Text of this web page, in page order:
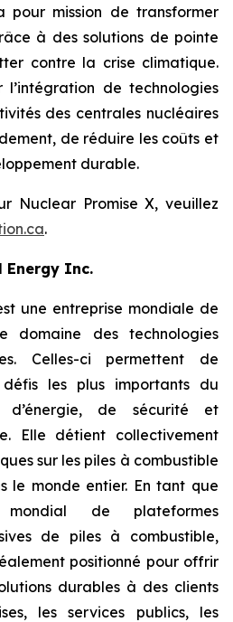
pour mission de transformer
à des solutions de pointe
contre la crise climatique.
l’intégration de technologies
des centrales nucléaires
de réduire les coûts et
durable.
Nuclear Promise X, veuillez
.
Energy Inc.
une entreprise mondiale de
domaine des technologies
Celles-ci permettent de
les plus importants du
de sécurité et
Elle détient collectivement
sur les piles à combustible
le monde entier. En tant que
de plateformes
de piles à combustible,
positionné pour offrir
durables à des clients
les services publics, les